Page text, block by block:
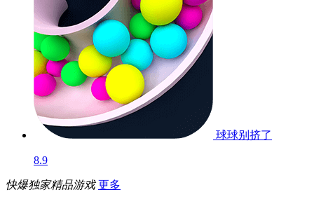
球球别挤了
8.9
快爆独家精品游戏 更多